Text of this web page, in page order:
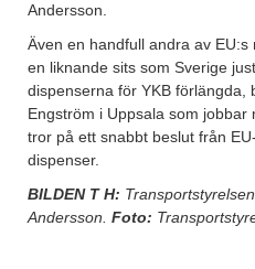
Andersson.
Även en handfull andra av
en liknande sits som Sverige
dispenserna för YKB förlängda,
Engström i Uppsala som jobbar
tror på ett snabbt beslut från
dispenser.
BILDEN T H:
Andersson. Foto: